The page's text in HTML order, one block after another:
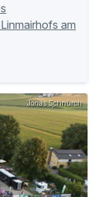
am
Jonas Schnürch